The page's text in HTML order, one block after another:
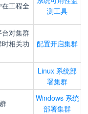
工程全
测工具
对集群
相关功
配置开启集群
Linux 系统部
署集群
Windows 系统
部署集群